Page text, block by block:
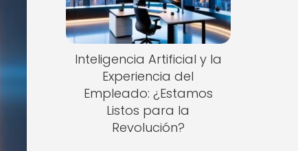
Inteligencia Artificial y la
Experiencia del
Empleado: ¿Estamos
Listos para la
Revolución?